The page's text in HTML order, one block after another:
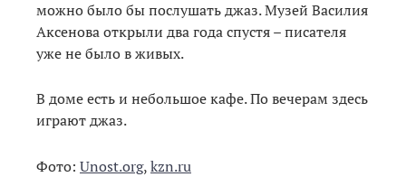
можно было бы послушать джаз. Музей Василия
Аксенова открыли два года спустя – писателя
уже не было в живых.
В доме есть и небольшое кафе. По вечерам здесь
играют джаз.
Фото: Unost.org,kzn.ru